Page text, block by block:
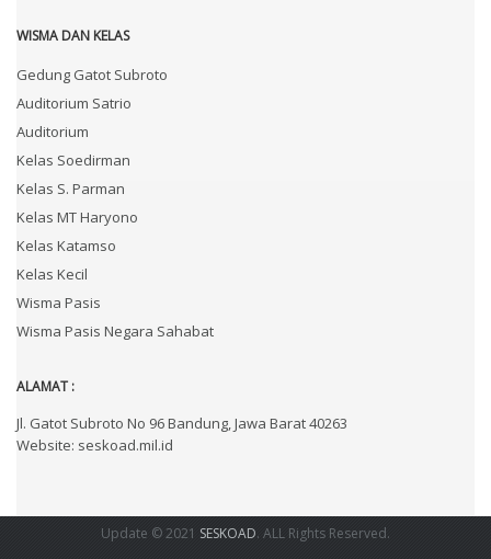
WISMA DAN KELAS
Gedung Gatot Subroto
Auditorium Satrio
Auditorium
Kelas Soedirman
Kelas S. Parman
Kelas MT Haryono
Kelas Katamso
Kelas Kecil
Wisma Pasis
Wisma Pasis Negara Sahabat
ALAMAT :
Jl. Gatot Subroto No 96 Bandung, Jawa Barat 40263
Website: seskoad.mil.id
Update © 2021 SESKOAD. ALL Rights Reserved.